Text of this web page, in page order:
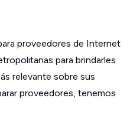
proveedores de Internet
para brindarles
relevante sobre sus
proveedores, tenemos